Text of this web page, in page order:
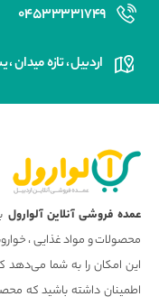
۰۴۵۳۳۳۳۱۷۴۹
اردبیل ، تازه میدان
عمده فروشی آنلاین آلوارول
محصولات و مواد غذایی ،
این امکان را به شما می‌دهد
اطمینان داشته باشید که